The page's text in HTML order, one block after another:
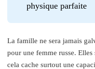
physique parfaite
La famille ne sera jamais
pour une femme russe.
cela cache surtout une